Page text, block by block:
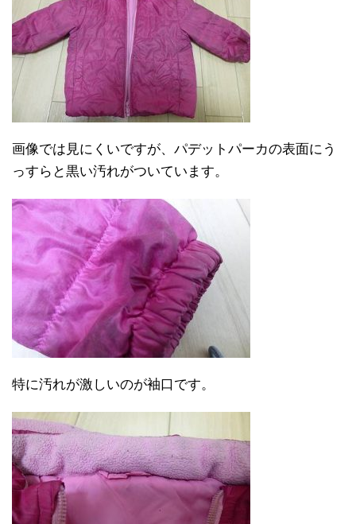
画像では見にくいですが、パデットパーカの表面にう
っすらと黒い汚れがついています。
特に汚れが激しいのが袖口です。